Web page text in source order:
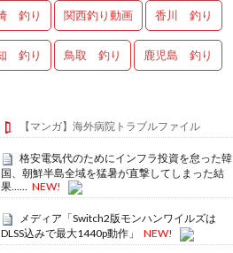
釣り 関西釣り動画 香川 釣り
釣り 鳥取 釣り 鹿児島 釣り
【マンガ】海外病院トラブルファイル
格安電気代のためにインフラ投資を怠った韓
国、朝鮮半島全域を猛暑が直撃してしまった結
果……
NEW!
メディア「Switch2版モンハンワイルズは
DLSS込みで最大1440p動作」
NEW!